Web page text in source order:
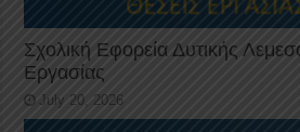
Σχολική Εφορεία Δυτικής
Εργασίας
July 20, 2026